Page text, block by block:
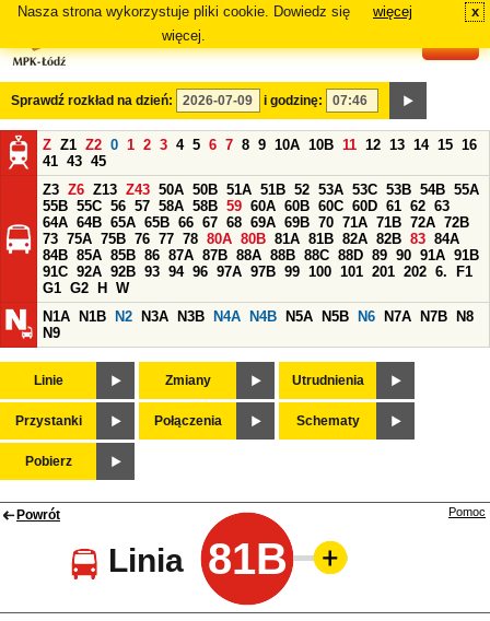
Nasza strona wykorzystuje pliki cookie. Dowiedz się
więcej.
więcej x
Sprawdź rozkład na dzień: i godzinę:
Z Z1 Z2 0 1 2 3 4 5 6 7 8 9 10A 10B 11 12 13 14 15 16
41 43 45
Z3 Z6 Z13 Z43 50A 50B 51A 51B 52 53A 53C 53B 54B 55A
55B 55C 56 57 58A 58B 59 60A 60B 60C 60D 61 62 63
64A 64B 65A 65B 66 67 68 69A 69B 70 71A 71B 72A 72B
73 75A 75B 76 77 78 80A 80B 81A 81B 82A 82B 83 84A
84B 85A 85B 86 87A 87B 88A 88B 88C 88D 89 90 91A 91B
91C 92A 92B 93 94 96 97A 97B 99 100 101 201 202 6.
F1
G1 G2 H
W
N1A
N1B N2 N3A N3B N4A N4B N5A N5B N6 N7A N7B
N8
N9
Linie Zmiany Utrudnienia
Przystanki Połączenia Schematy
Pobierz
Powrót
Linia 81B
Pomoc